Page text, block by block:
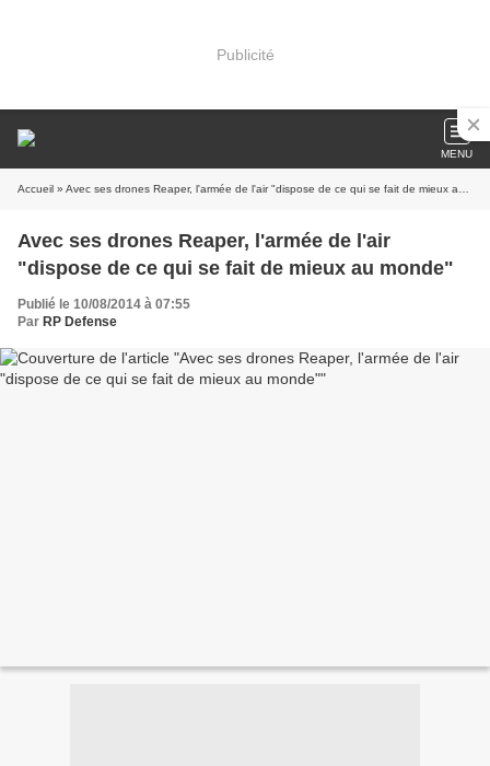
Publicité
MENU
Accueil » Avec ses drones Reaper, l'armée de l'air "dispose de ce qui se fait de mieux au monde"
Avec ses drones Reaper, l'armée de l'air
"dispose de ce qui se fait de mieux au monde"
Publié le 10/08/2014 à 07:55
Par RP Defense